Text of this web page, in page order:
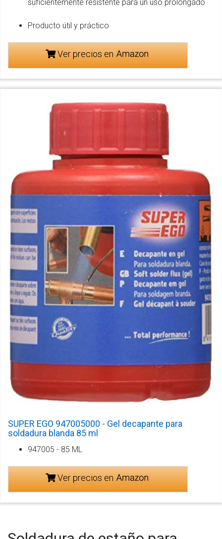
suficientemente resistente para un uso prolongado
Producto útil y práctico
Ver precios en
SUPER EGO 947005000 - Gel decapante para
soldadura blanda 85 ml
947005 - 85 ML
Ver precios en